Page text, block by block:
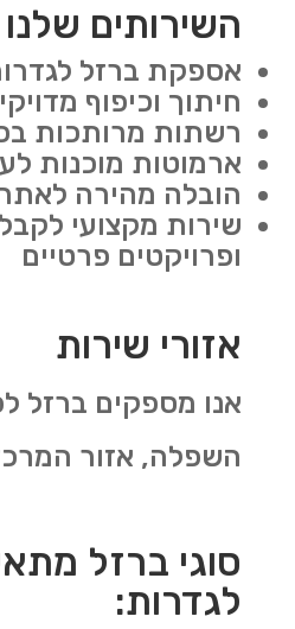
השירותים שלנו
אספקת ברזל
חיתוך וכיפוף
רשתות מרותכות
ארמוטות מוכנות
הובלה מהירה
שירות מקצועי
ופרויקטים פרטיים
אזורי שירות
אנו מספקים ברזל
השפלה, אזור
סוגי ברזל
לגדרות: